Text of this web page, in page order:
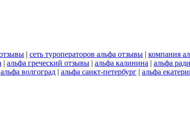
| сеть туроператоров альфа отзывы | компания
| альфа греческий отзывы | альфа калинина | альфа
альфа волгоград | альфа санкт-петербург | альфа